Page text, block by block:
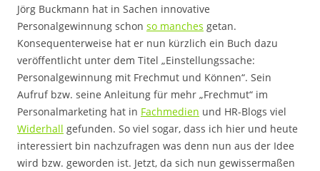
Jörg Buckmann hat in Sachen innovative
Personalgewinnung schon so manches getan.
Konsequenterweise hat er nun kürzlich ein Buch dazu
veröffentlicht unter dem Titel „Einstellungssache:
Personalgewinnung mit Frechmut und Können“. Sein
Aufruf bzw. seine Anleitung für mehr „Frechmut“ im
Personalmarketing hat in Fachmedien und HR-Blogs viel
Widerhall gefunden. So viel sogar, dass ich hier und heute
interessiert bin nachzufragen was denn nun aus der Idee
wird bzw. geworden ist. Jetzt, da sich nun gewissermaßen